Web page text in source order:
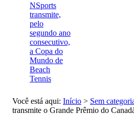
NSports
transmite,
pelo
segundo ano
consecutivo,
a Copa do
Mundo de
Beach
Tennis
Você está aqui: Início > Sem
transmite o Grande Prêmio do